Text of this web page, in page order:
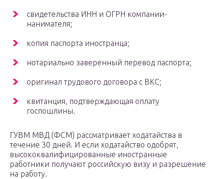
свидетельства ИНН и ОГРН компании-
нанимателя;
копия паспорта иностранца;
нотариально заверенный перевод паспорта;
оригинал трудового договора с ВКС;
квитанция, подтверждающая оплату
госпошлины.
ГУВМ МВД (ФСМ) рассматривает ходатайства в
течение 30 дней. И если ходатайство одобрят,
высококвалифицированные иностранные
работники получают российскую визу и разрешение
на работу.